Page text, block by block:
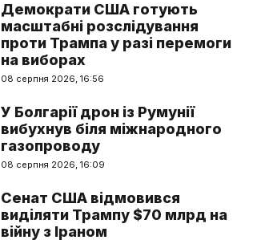
Демократи США готують
масштабні розслідування
проти Трампа у разі перемоги
на виборах
08 серпня 2026, 16:56
У Болгарії дрон із Румунії
вибухнув біля міжнародного
газопроводу
08 серпня 2026, 16:09
Сенат США відмовився
виділяти Трампу $70 млрд на
війну з Іраном